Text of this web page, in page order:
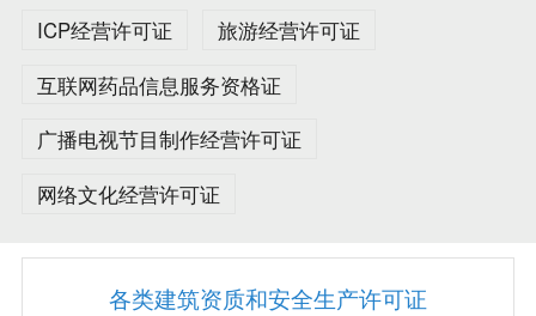
ICP经营许可证
旅游经营许可证
互联网药品信息服务资格证
广播电视节目制作经营许可证
网络文化经营许可证
各类建筑资质和安全生产许可证